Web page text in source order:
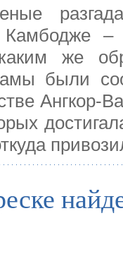
–
же
были
Ангкор-